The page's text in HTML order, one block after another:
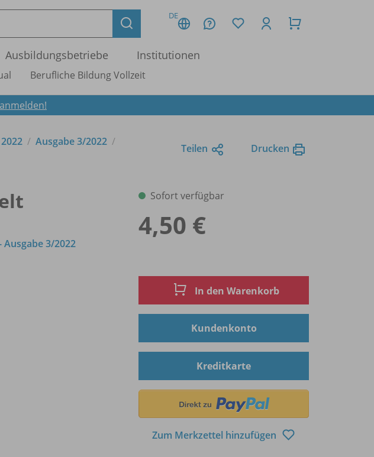
DE
Ausbildungsbetriebe Institutionen
Berufliche Bildung Vollzeit
Ausgabe 3/2022
Teilen Drucken
3/2022
Sofort verfügbar
4,50 €
In den Warenkorb
Kundenkonto
Kreditkarte
Zum Merkzettel hinzufügen